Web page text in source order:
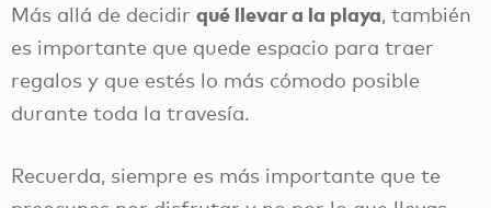
Más allá de decidir qué llevar a la playa, también
es importante que quede espacio para traer
regalos y que estés lo más cómodo posible
durante toda la travesía.
Recuerda, siempre es más importante que te